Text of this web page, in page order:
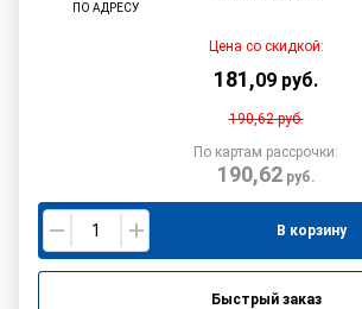
ПО АДРЕСУ
Цена со скидкой:
181,09 руб.
190,62руб.
По картам рассрочки:
190,62руб.
В корзину
Быстрый заказ